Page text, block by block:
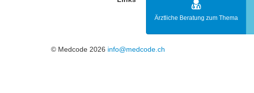
Ärztliche Beratung zum Thema
© Medcode 2026 info@medcode.ch